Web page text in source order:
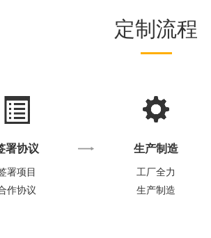
定制流程
署协议
署项目
作协议
生产制造
工厂全力
生产制造